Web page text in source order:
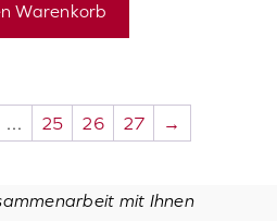
Warenkorb
… 25 26 27 →
mit Ihnen